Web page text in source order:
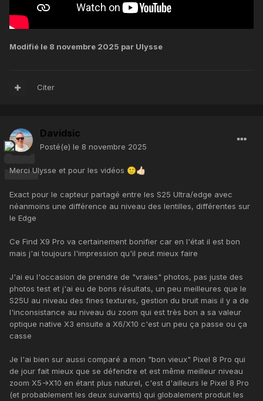
Modifié le 8 novembre 2025 par Ulysse
Citer
Davidsic
Posté(e) le 8 novembre 2025
Merci Ulysse et pour les vidéos 🙂👍🏻
Exact pour le capteur partagé entre les S25 Ultra/edge avec
néanmoins une différence au niveau des lentilles, différentes sur
le Edge
Ce Find X9 Pro va certainement bonifier car en l'état il est bon
mais j'ai toujours l'impression qu'il peut mieux faire
J'ai eu l'occasion de prendre de "vraies" photos, pas juste des
photos test et j'ai eu de bons résultats, un peu meilleures que le
S25U au niveau des fines textures, gestion du bruit mais il y a de
l'inconsistance au niveau du zoom qui est très bon a sa valeur
optique native X3 ensuite a X6/X10 c'est un peu ça passe ou ça
casse
Je l'ai bien sur aussi comparé a mon "bon vieux" Pixel 8 Pro qui
de jour fait mieux que se défendre et est même meilleur niveau
zoom X5->X10 en étant plus naturel, c'est d'ailleurs le Pixel 8 Pro
(et probablement les deux suivants) qui globalement produit les